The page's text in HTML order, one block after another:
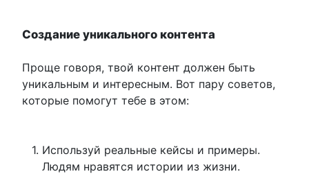
Создание уникального контента
Проще говоря, твой контент должен быть
уникальным и интересным. Вот пару советов,
которые помогут тебе в этом:
Используй реальные кейсы и примеры.
Людям нравятся истории из жизни.